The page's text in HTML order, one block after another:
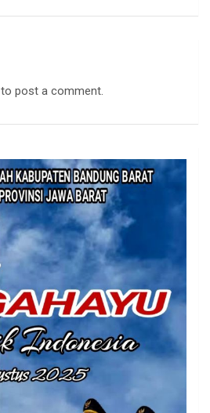
to post a comment.